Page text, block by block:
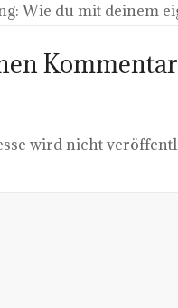
Wie du mit deinem
Kommentar
wird nicht